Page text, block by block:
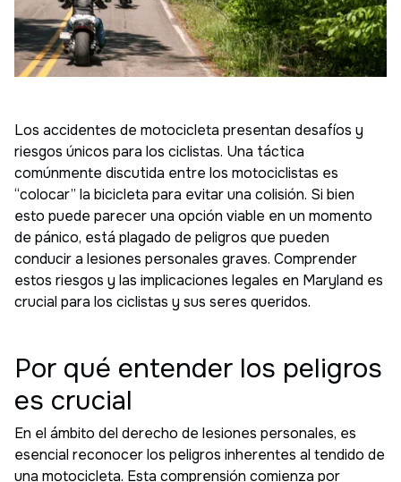
Los accidentes de motocicleta presentan desafíos y
riesgos únicos para los ciclistas. Una táctica
comúnmente discutida entre los motociclistas es
“colocar” la bicicleta para evitar una colisión. Si bien
esto puede parecer una opción viable en un momento
de pánico, está plagado de peligros que pueden
conducir a lesiones personales graves. Comprender
estos riesgos y las implicaciones legales en Maryland es
crucial para los ciclistas y sus seres queridos.
Por qué entender los peligros
es crucial
En el ámbito del derecho de lesiones personales, es
esencial reconocer los peligros inherentes al tendido de
una motocicleta. Esta comprensión comienza por